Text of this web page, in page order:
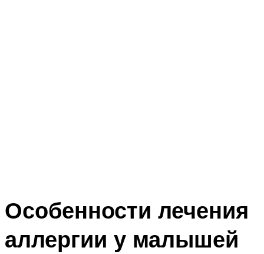
Особенности лечения
аллергии у малышей